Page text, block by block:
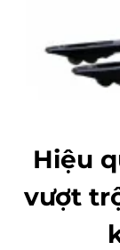
Hiệu
vượt